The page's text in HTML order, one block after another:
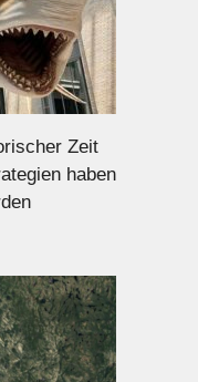
Zeit
haben